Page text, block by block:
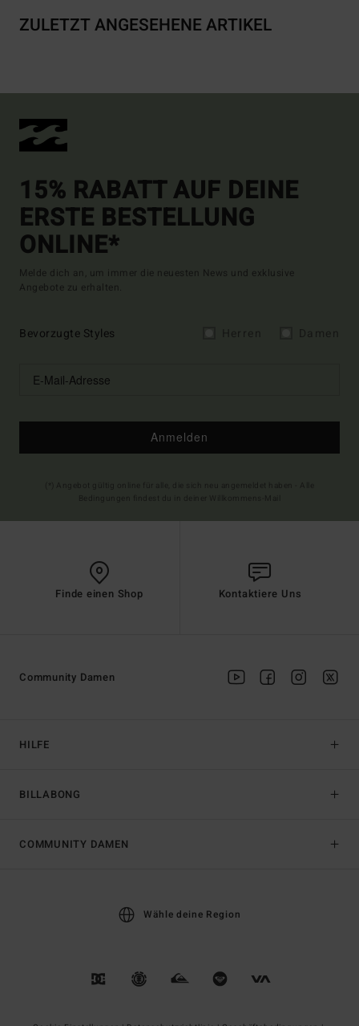
ZULETZT ANGESEHENE ARTIKEL
15% RABATT AUF DEINE
ERSTE BESTELLUNG
ONLINE*
Melde dich an, um immer die neuesten News und exklusive
Angebote zu erhalten.
Bevorzugte Styles
Anmelden
Finde einen Shop Kontaktiere Uns
HILFE
BILLABONG
Community Damen
COMMUNITY DAMEN
Wähle deine Region